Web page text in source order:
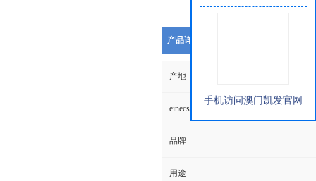
产品详细说明
产地
einecs编号
品牌
用途
手机访问澳门凯发官网